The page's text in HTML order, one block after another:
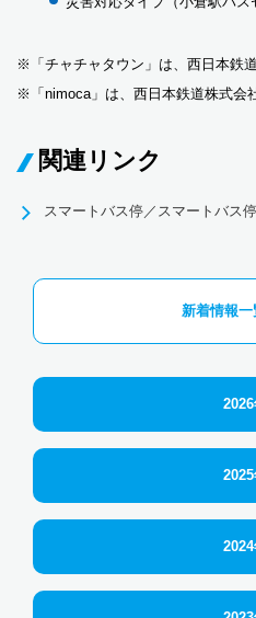
※「チャチャタウン」は、西日本鉄
※「nimoca」は、西日本鉄道株式会
関連リンク
スマートバス停／スマートバス
新着情報一